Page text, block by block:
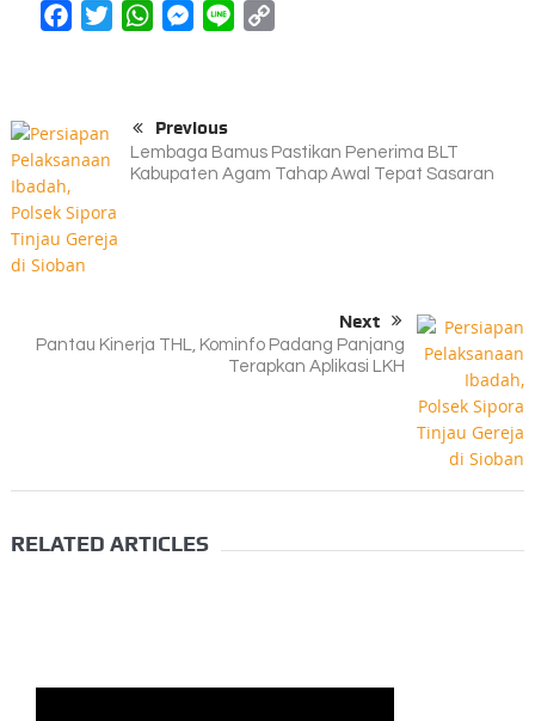
FacebookTwitterWhatsAppMessenger
Line
Previous
Lembaga Bamus Pastikan Penerima BLT
Kabupaten Agam Tahap Awal Tepat Sasaran
Next
Pantau Kinerja THL, Kominfo Padang Panjang
Terapkan Aplikasi LKH
RELATED ARTICLES